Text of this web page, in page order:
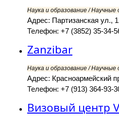
Наука и образование /
Адрес: Партизанская ул.,
Телефон: +7 (3852) 35-34-
Zanzibar
Наука и образование /
Адрес: Красноармейский
Телефон: +7 (913) 364-93-
Визовый центр